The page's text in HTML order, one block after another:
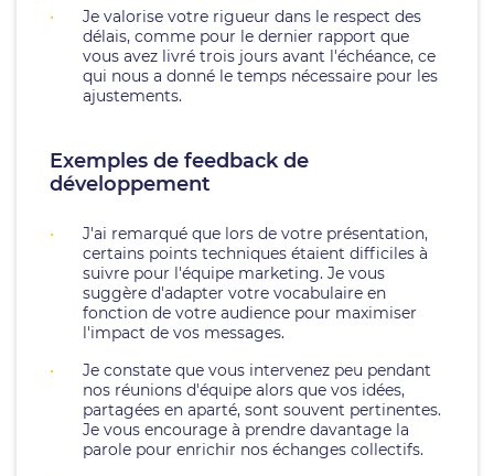
Je valorise votre rigueur dans le respect des
délais, comme pour le dernier rapport que
vous avez livré trois jours avant l'échéance, ce
qui nous a donné le temps nécessaire pour les
ajustements.
Exemples de feedback de
développement
J'ai remarqué que lors de votre présentation,
certains points techniques étaient difficiles à
suivre pour l'équipe marketing. Je vous
suggère d'adapter votre vocabulaire en
fonction de votre audience pour maximiser
l'impact de vos messages.
Je constate que vous intervenez peu pendant
nos réunions d'équipe alors que vos idées,
partagées en aparté, sont souvent pertinentes.
Je vous encourage à prendre davantage la
parole pour enrichir nos échanges collectifs.